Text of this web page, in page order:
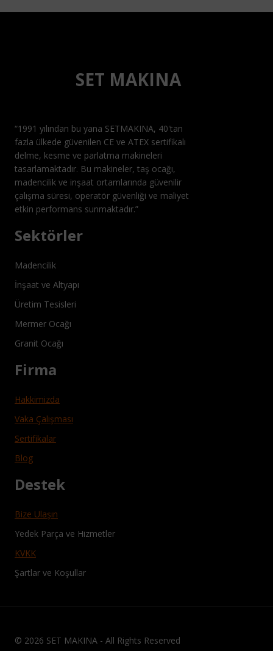
SET MAKINA
“1991 yılından bu yana SETMAKINA, 40'tan
fazla ülkede güvenilen CE ve ATEX sertifikalı
delme, kesme ve parlatma makineleri
tasarlamaktadır. Bu makineler, taş ocağı,
madencilik ve inşaat ortamlarında güvenilir
çalışma süresi, operatör güvenliği ve maliyet
etkin performans sunmaktadır.”
Sektörler
Madencilik
İnşaat ve Altyapı
Üretim Tesisleri
Mermer Ocağı
Granit Ocağı
Firma
Hakkimizda
Vaka Çalışması
Sertifikalar
Blog
Destek
Bize Ulaşın
Yedek Parça ve Hizmetler
KVKK
Şartlar ve Koşullar
© 2026 SET MAKINA - All Rights Reserved